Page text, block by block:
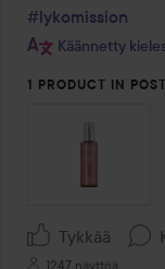
#lykomission
Käännetty
1 PRODUCT IN
Tykkää
1247 näyttöä